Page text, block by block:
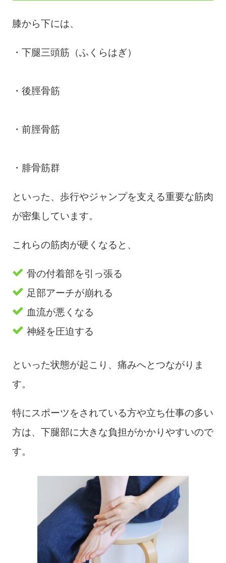
膝から下には、
・下腿三頭筋（ふくらはぎ）
・後脛骨筋
・前脛骨筋
・腓骨筋群
といった、歩行やジャンプを支える重要な筋肉
が密集しています。
これらの筋肉が硬くなると、
骨の付着部を引っ張る
足部アーチが崩れる
血流が悪くなる
神経を圧迫する
といった状態が起こり、痛みへとつながりま
す。
特にスポーツをされている方や立ち仕事の多い
方は、下腿部に大きな負担がかかりやすいので
す。